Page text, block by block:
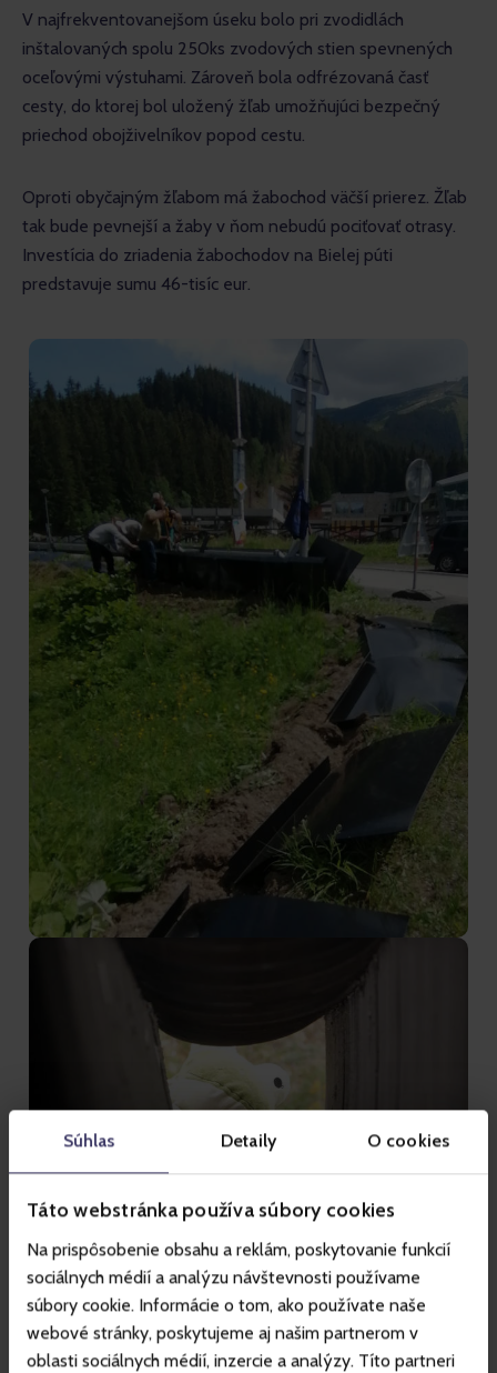
Súhlas Detaily O cookies
Táto webstránka používa súbory cookies
Na prispôsobenie obsahu a reklám, poskytovanie funkcií
sociálnych médií a analýzu návštevnosti používame
súbory cookie. Informácie o tom, ako používate naše
webové stránky, poskytujeme aj našim partnerom v
oblasti sociálnych médií, inzercie a analýzy. Títo partneri
V najfrekventovanejšom úseku bolo pri zvodidlách
inštalovaných spolu 250ks zvodových stien spevnených
oceľovými výstuhami. Zároveň bola odfrézovaná časť
cesty, do ktorej bol uložený žľab umožňujúci bezpečný
priechod obojživelníkov popod cestu.
Oproti obyčajným žľabom má žabochod väčší prierez. Žľab
tak bude pevnejší a žaby v ňom nebudú pociťovať otrasy.
Investícia do zriadenia žabochodov na Bielej púti
predstavuje sumu 46-tisíc eur.